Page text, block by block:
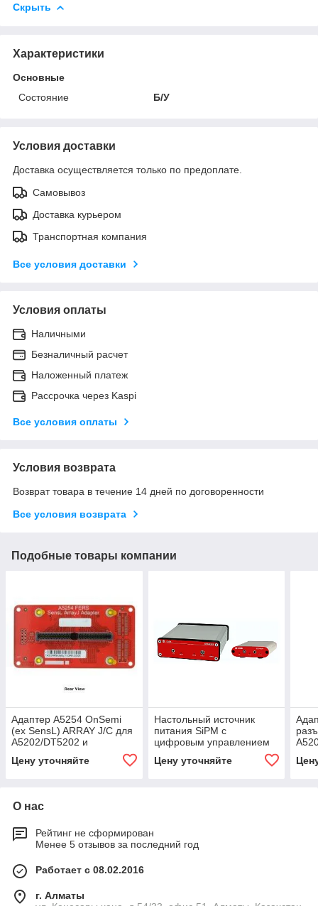
Скрыть
Характеристики
Основные
Состояние
Б/У
Условия доставки
Доставка осуществляется только по предоплате.
Самовывоз
Доставка курьером
Транспортная компания
Все условия доставки
Условия оплаты
Наличными
Безналичный расчет
Наложенный платеж
Рассрочка через Kaspi
Все условия оплаты
Условия возврата
Возврат товара в течение 14 дней по договоренности
Все условия возврата
Подобные товары компании
Адаптер A5254 OnSemi
(ex SensL) ARRAY J/C для
A5202/DT5202 и
Цену уточняйте
Настольный источник
питания SiPM с
цифровым управлением
напряжением 85 В/10 мА
и USB DT5485P
Цену уточняйте
О нас
Рейтинг не сформирован
Менее 5 отзывов за последний год
Работает с 08.02.2016
г. Алматы